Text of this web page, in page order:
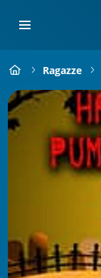
Ragazze